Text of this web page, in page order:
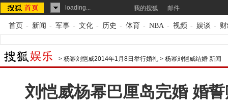
loading... 我的搜狐 邮件
首页 - 新闻 - 军事 - 文化 - 历史 - 体育 - NBA - 视频 - 娱谈 -
> 杨幂刘恺威2014年1月8日举行婚礼 > 杨幂刘恺威结婚 新闻
刘恺威杨幂巴厘岛完婚 婚